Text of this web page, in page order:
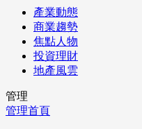
產業動態
商業趨勢
焦點人物
投資理財
地產風雲
管理
管理首頁